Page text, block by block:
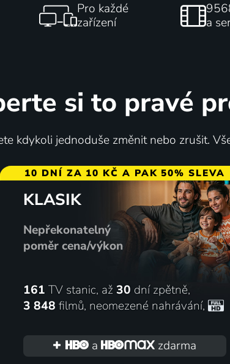
Pro každé
zařízení
a
si to pravé
kdykoli jednoduše změnit nebo zrušit.
10 DNÍ ZA 10 KČ A PAK 50% SLEVA
KLASIK
Nepřekonatelný
poměr cena/výkon
161 TV stanic, až 30 dní zpětně,
3 848 filmů, neomezené nahrávání,
a zdarma